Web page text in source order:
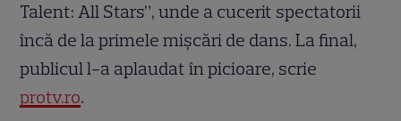
Talent: All Stars”, unde a cucerit spectatorii
încă de la primele mișcări de dans. La final,
publicul l-a aplaudat în picioare, scrie
protv.ro.